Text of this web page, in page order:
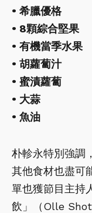
• 希臘優格
• 8顆綜合堅果
• 有機當季水果
• 胡蘿蔔汁
• 蜜漬蘿蔔
• 大蒜
• 魚油
朴軫永特別強調
其他食材也盡可
單也獲節目主持
飲」（Olle